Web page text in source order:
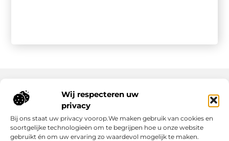
Wij respecteren uw
privacy
Bij ons staat uw privacy voorop.We maken gebruik van cookies en
soortgelijke technologieën om te begrijpen hoe u onze website
gebruikt én om uw ervaring zo waardevol mogelijk te maken.
Onze informatie